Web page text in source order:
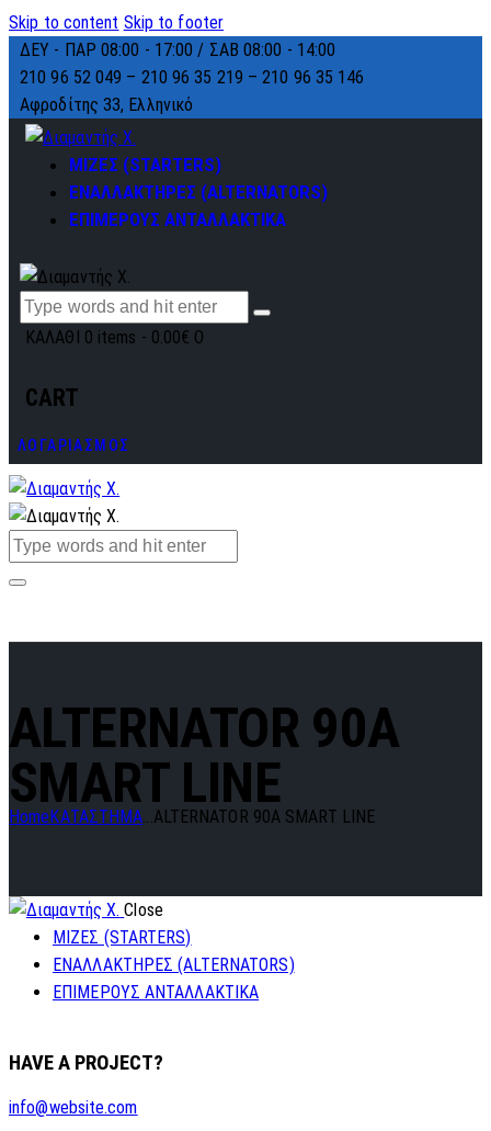
Skip to content Skip to footer
ΔΕΥ - ΠΑΡ 08:00 - 17:00 / ΣΑΒ 08:00 - 14:00
210 96 52 049 – 210 96 35 219 –210 96 35 146
Αφροδίτης 33, Ελληνικό
ΜΙΖΕΣ (STARTERS)
ΕΝΑΛΛΑΚΤΗΡΕΣ (ALTERNATORS)
ΕΠΙΜΕΡΟΥΣ ΑΝΤΑΛΛΑΚΤΙΚΑ
ΚΑΛΑΘΙ 0 items - 0.00€ 0
CART
ΛΟΓΑΡΙΑΣΜΟΣ
ALTERNATOR 90A
SMART LINE
Home ΚΑΤΑΣΤΗΜΑ...ALTERNATOR 90A SMART LINE
Close
ΜΙΖΕΣ (STARTERS)
ΕΝΑΛΛΑΚΤΗΡΕΣ (ALTERNATORS)
ΕΠΙΜΕΡΟΥΣ ΑΝΤΑΛΛΑΚΤΙΚΑ
HAVE A PROJECT?
info@website.com